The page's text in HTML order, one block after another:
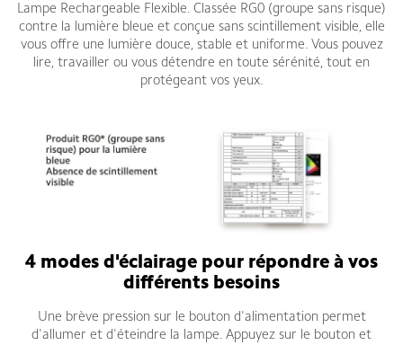
Lampe Rechargeable Flexible. Classée RG0 (groupe sans risque)
contre la lumière bleue et conçue sans scintillement visible, elle
vous offre une lumière douce, stable et uniforme. Vous pouvez
lire, travailler ou vous détendre en toute sérénité, tout en
protégeant vos yeux.
4 modes d'éclairage pour répondre à vos
différents besoins
Une brève pression sur le bouton d'alimentation permet
d'allumer et d'éteindre la lampe. Appuyez sur le bouton et